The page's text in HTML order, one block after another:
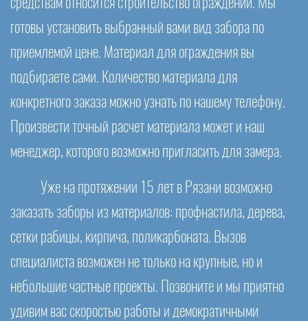
средствам относится строительство ограждений. Мы
готовы установить выбранный вами вид забора по
приемлемой цене. Материал для ограждения вы
подбираете сами. Количество материала для
конкретного заказа можно узнать по нашему телефону.
Произвести точный расчет материала может и наш
менеджер, которого возможно пригласить для замера.
Уже на протяжении 15 лет в Рязани возможно
заказать заборы из материалов: профнастила, дерева,
сетки рабицы, кирпича, поликарбоната. Вызов
специалиста возможен не только на крупные, но и
небольшие частные проекты. Позвоните и мы приятно
удивим вас скоростью работы и демократичными